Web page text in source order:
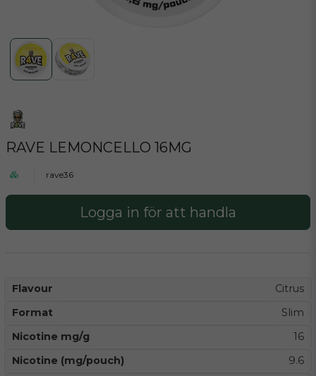
RAVE LEMONCELLO 16MG
rave36
Logga in för att handla
Flavour
Citrus
Format
Slim
Nicotine mg/g
16
Nicotine (mg/pouch)
9.6